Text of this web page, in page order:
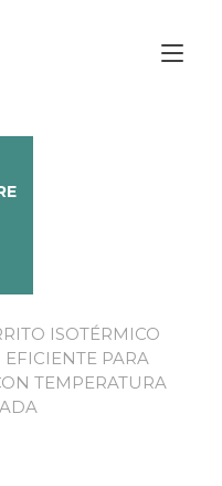
ISOTÉRMICO
EFICIENTE PARA
TEMPERATURA